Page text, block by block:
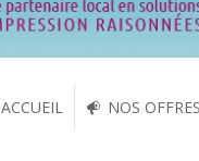
ACCUEIL NOS OFFRES